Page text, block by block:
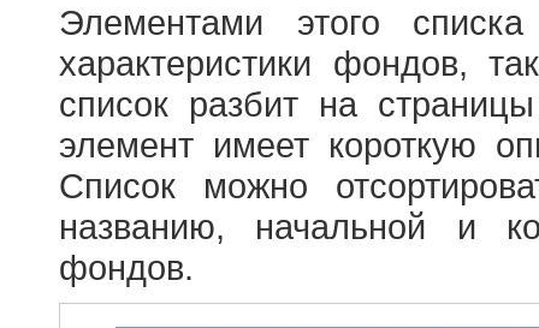
Элементами этого
характеристики фондов,
список разбит на
элемент имеет короткую
Список можно
названию, начальной и
фондов.